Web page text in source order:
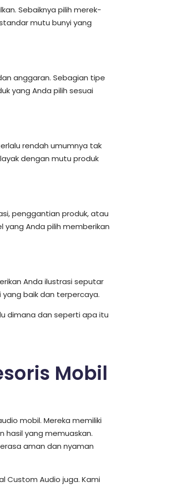
Sebaiknya pilih merek-
mutu bunyi yang
anggaran. Sebagian tipe
yang Anda pilih sesuai
rendah umumnya tak
dengan mutu produk
penggantian produk, atau
Anda pilih memberikan
Anda ilustrasi seputar
baik dan terpercaya.
dimana dan seperti apa itu
Mobil
mobil. Mereka memiliki
hasil yang memuaskan.
aman dan nyaman
Custom Audio juga. Kami